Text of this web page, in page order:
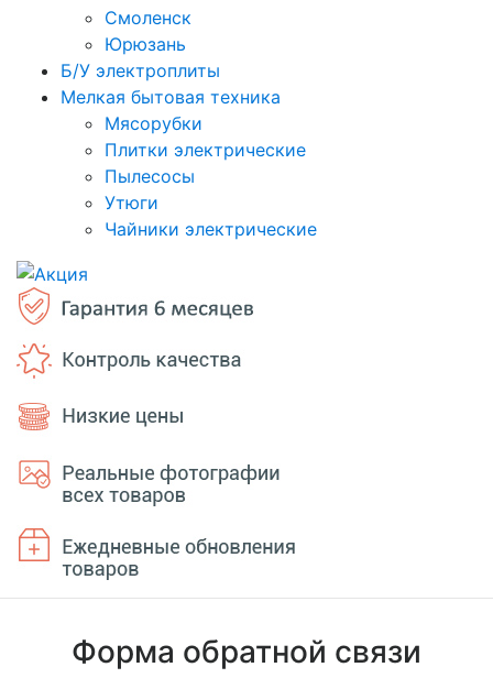
Смоленск
Юрюзань
Б/У электроплиты
Мелкая бытовая техника
Мясорубки
Плитки электрические
Пылесосы
Утюги
Чайники электрические
Форма обратной связи